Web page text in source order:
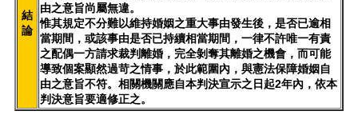
結
論
由之意旨尚屬無違。
惟其規定不分難以維持婚姻之重大事由發生後，是否已逾相
當期間，或該事由是否已持續相當期間，一律不許唯一有責
之配偶一方請求裁判離婚，完全剝奪其離婚之機會，而可能
導致個案顯然過苛之情事，於此範圍內，與憲法保障婚姻自
由之意旨不符。相關機關應自本判決宣示之日起2年內，依本
判決意旨要適修正之。